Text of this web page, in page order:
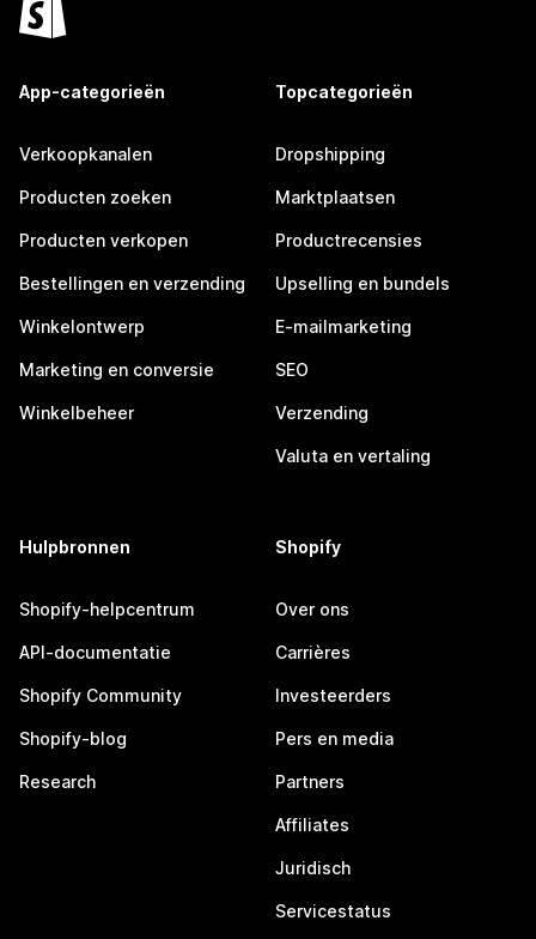
App-categorieën
Verkoopkanalen
Producten zoeken
Producten verkopen
Bestellingen en verzending
Winkelontwerp
Marketing en conversie
Winkelbeheer
Topcategorieën
Dropshipping
Marktplaatsen
Productrecensies
Upselling en bundels
E-mailmarketing
SEO
Verzending
Valuta en vertaling
Hulpbronnen
Shopify-helpcentrum
API-documentatie
Shopify Community
Shopify-blog
Research
Shopify
Over ons
Carrières
Investeerders
Pers en media
Partners
Affiliates
Juridisch
Servicestatus